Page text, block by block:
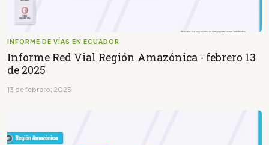
INFORME DE VÍAS EN ECUADOR
Informe Red Vial Región Amazónica - febrero 13
de 2025
13 de febrero, 2025